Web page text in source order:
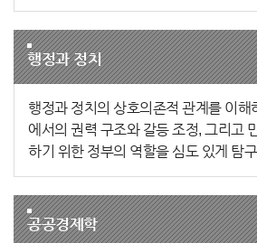
행정과 정치
행정과 정치의 상호의존적 관계를 이해
에서의 권력 구조와 갈등 조정, 그리고
하기 위한 정부의 역할을 심도 있게 탐
공공경제학